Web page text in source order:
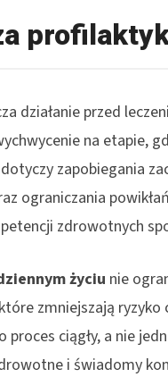
działanie przed
na etapie,
zapobiegania
ograniczania
zdrowotnych
życiu nie
zmniejszają
proces ciągły, a nie
i świadomy